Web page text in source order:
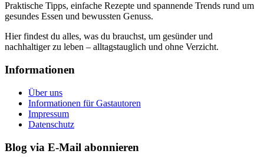
Praktische Tipps, einfache Rezepte und spannende Trends rund um
gesundes Essen und bewussten Genuss.
Hier findest du alles, was du brauchst, um gesünder und
nachhaltiger zu leben – alltagstauglich und ohne Verzicht.
Informationen
Über uns
Informationen für Gastautoren
Impressum
Datenschutz
Blog via E-Mail abonnieren